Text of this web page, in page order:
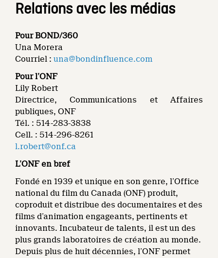
Relations avec les médias
Pour BOND/360
Una Morera
Courriel :una@bondinfluence.com
Pour l’ONF
Lily Robert
Directrice, Communications et Affaires
publiques, ONF
Tél. : 514-283-3838
Cell. : 514-296-8261
l.robert@onf.ca
L’ONF en bref
Fondé en 1939 et unique en son genre, l’Office
national du film du Canada (ONF) produit,
coproduit et distribue des documentaires et des
films d’animation engageants, pertinents et
innovants. Incubateur de talents, il est un des
plus grands laboratoires de création au monde.
Depuis plus de huit décennies, l’ONF permet